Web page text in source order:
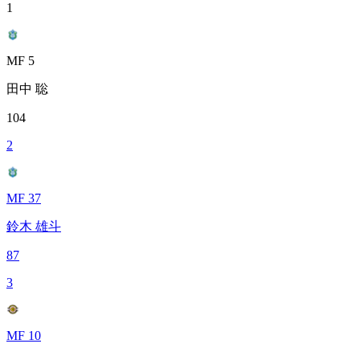
1
MF 5
田中 聡
104
2
MF 37
鈴木 雄斗
87
3
MF 10